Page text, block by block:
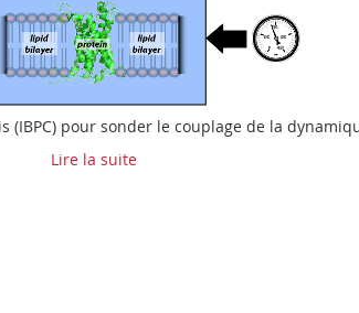
(IBPC) pour sonder le couplage de la
Lire la suite